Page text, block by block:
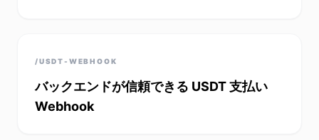
/USDT-WEBHOOK
バックエンドが信頼できる USDT 支払い
Webhook